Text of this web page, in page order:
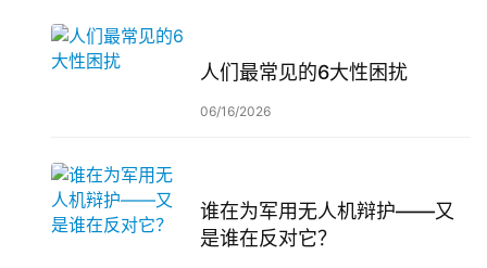
人们最常见的6大性困扰
06/16/2026
谁在为军用无人机辩护——又
是谁在反对它？